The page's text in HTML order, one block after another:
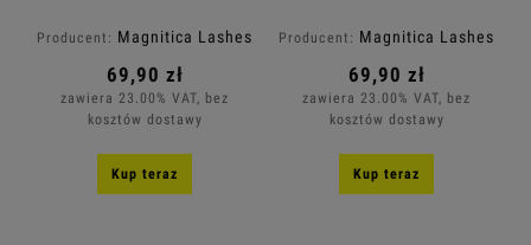
Producent: Magnitica Lashes
69,90 zł
zawiera 23.00% VAT, bez
kosztów dostawy
Kup teraz
Producent: Magnitica Lashes
69,90 zł
zawiera 23.00% VAT, bez
kosztów dostawy
Kup teraz